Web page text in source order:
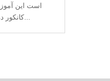
است این
کانکور در سطح ولایات و زون های...